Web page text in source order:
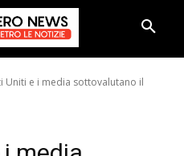
Uniti e i media sottovalutano il